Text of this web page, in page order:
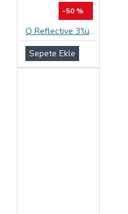
-50 %
Q Reflective 3'lü Geciktiricili ve Tırtıklı Prezervatif
Sepete Ekle